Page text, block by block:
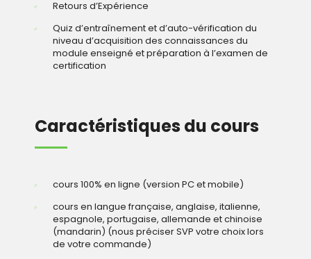
Retours d’Expérience
Quiz d’entraînement et d’auto-vérification du
niveau d’acquisition des connaissances du
module enseigné et préparation à l’examen de
certification
Caractéristiques du cours
cours 100% en ligne (version PC et mobile)
cours en langue française, anglaise, italienne,
espagnole, portugaise, allemande et chinoise
(mandarin) (nous préciser SVP votre choix lors
de votre commande)